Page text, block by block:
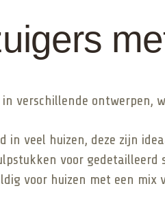
verschillende ontwerpen,
in veel huizen, deze zijn
voor gedetailleerd
voor huizen met een